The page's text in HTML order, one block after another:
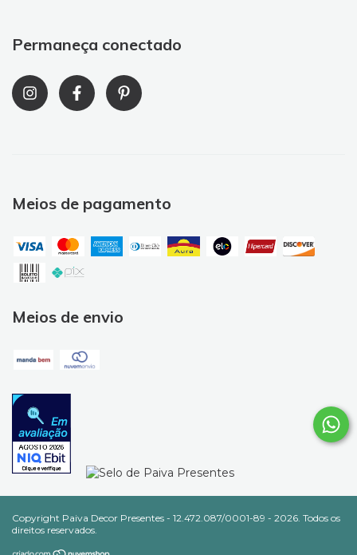
Permaneça conectado
Meios de pagamento
Meios de envio
Copyright Paiva Decor Presentes - 12.472.087/0001-89 - 2026. Todos os
direitos reservados.